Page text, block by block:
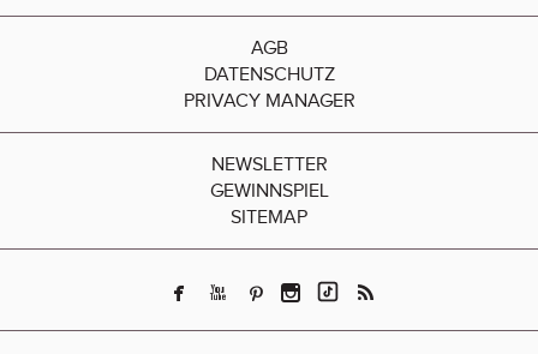
AGB
DATENSCHUTZ
PRIVACY MANAGER
NEWSLETTER
GEWINNSPIEL
SITEMAP